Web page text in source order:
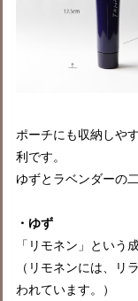
ポーチにも収納しや
利です。
ゆずとラベンダーの
・ゆず
「リモネン」という
（リモネンには、リ
われています。）